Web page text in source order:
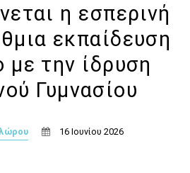
η εσπερινή
εκπαίδευση
με την ίδρυση
Γυμνασίου
16 Ιουνίου 2026